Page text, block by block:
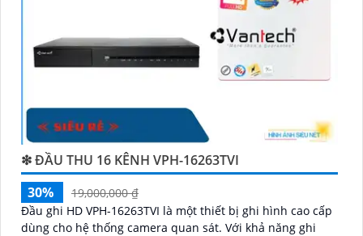
❇ ĐẦU THU 16 KÊNH VPH-16263TVI
30%
19,000,000 ₫
Đầu ghi HD VPH-16263TVI là một thiết bị ghi hình cao cấp
dùng cho hệ thống camera quan sát. Với khả năng ghi